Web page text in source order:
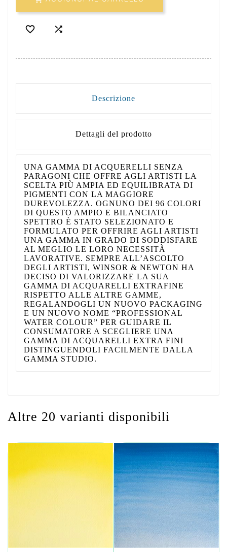
 
Descrizione
Dettagli del prodotto
UNA GAMMA DI ACQUERELLI SENZA
PARAGONI CHE OFFRE AGLI ARTISTI LA
SCELTA PIÙ AMPIA ED EQUILIBRATA DI
PIGMENTI CON LA MAGGIORE
DUREVOLEZZA. OGNUNO DEI 96 COLORI
DI QUESTO AMPIO E BILANCIATO
SPETTRO È STATO SELEZIONATO E
FORMULATO PER OFFRIRE AGLI ARTISTI
UNA GAMMA IN GRADO DI SODDISFARE
AL MEGLIO LE LORO NECESSITÀ
LAVORATIVE. SEMPRE ALL’ASCOLTO
DEGLI ARTISTI, WINSOR & NEWTON HA
DECISO DI VALORIZZARE LA SUA
GAMMA DI ACQUARELLI EXTRAFINE
RISPETTO ALLE ALTRE GAMME,
REGALANDOGLI UN NUOVO PACKAGING
E UN NUOVO NOME “PROFESSIONAL
WATER COLOUR” PER GUIDARE IL
CONSUMATORE A SCEGLIERE UNA
GAMMA DI ACQUARELLI EXTRA FINI
DISTINGUENDOLI FACILMENTE DALLA
GAMMA STUDIO.
Altre 20 varianti disponibili